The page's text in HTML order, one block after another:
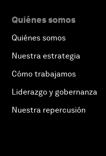
Quiénes somos
Quiénes somos
Nuestra estrategia
Cómo trabajamos
Liderazgo y gobernanza
Nuestra repercusión